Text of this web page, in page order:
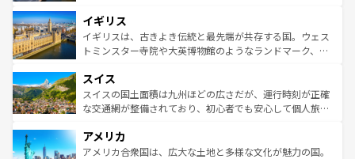
いる。シャンパンの発祥地であるランス、プロヴァンスの
香り高いラベンダー畑など、多彩な楽しみ方が可能だ。さ
らに、パリ以外の地域にも魅力が溢れており、どの街角に
れる地方に足を運ぶとそれぞれで全く異なる文化を体験で
きるだろう。 なお、新着のフランス情報はコンテンツ一覧
を参照してほしい。
顔を持つこの国は、どこを歩いても飽きることがない。ベ
ルリンの文化的活気、バイエルン州のアルプスの絶景、そ
してライン川沿いのワイン畑といった風景は必見。ビール
は、お酒好きな人にはぜひ体験してほしい。 なお、新着の
ドイツ情報はコンテンツ一覧を参照してほしい。
イギリス
イギリスは、古きよき伝統と最先端が共存する国。ウェス
トミンスター寺院や大英博物館のようなランドマーク、歴
リアごとに異なる魅力がある。また、優雅なアフタヌーン
ティー、ビール好きにはたまらない英国パブ、サッカー観
戦など、本場だからこそできる体験も豊富。イギリスを旅
ンツ一覧を参照してほしい。
スイス
スイスの国土面積は九州ほどの広さだが、運行時刻が正確
な交通網が整備されており、初心者でも安心して個人旅行
の建物がそのまま残る町や、スイスならではのユニークな
博物館もあり、アルプス観光だけでなく町歩きも満喫する
アメリカ
アメリカ合衆国は、広大な土地と多様な文化が魅力の国。